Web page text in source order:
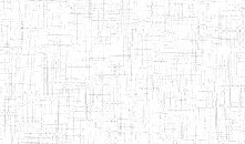
27/08/2015 ENIEG